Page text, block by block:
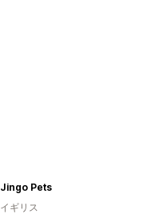
Jingo Pets
イギリス